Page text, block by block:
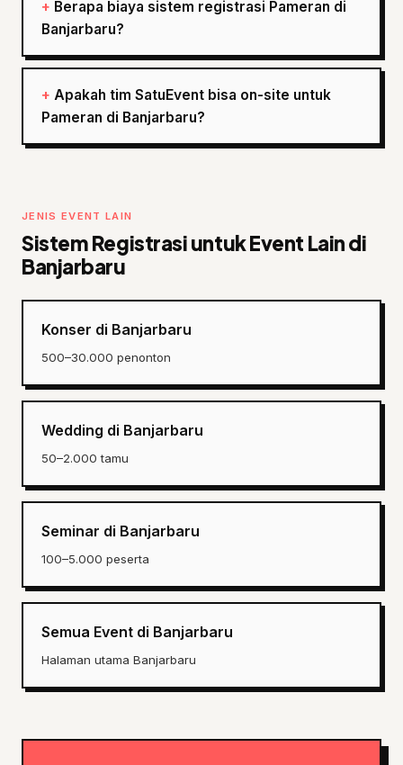
Berapa biaya sistem registrasi Pameran di
Banjarbaru?
Apakah tim SatuEvent bisa on-site untuk
Pameran di Banjarbaru?
JENIS EVENT LAIN
Sistem Registrasi untuk Event Lain di
Banjarbaru
Konser di Banjarbaru
500–30.000 penonton
Wedding di Banjarbaru
50–2.000 tamu
Seminar di Banjarbaru
100–5.000 peserta
Semua Event di Banjarbaru
Halaman utama Banjarbaru